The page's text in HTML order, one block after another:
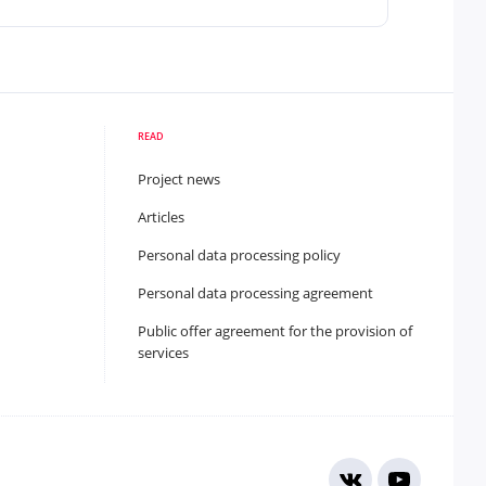
READ
Project news
Articles
Personal data processing policy
Personal data processing agreement
Public offer agreement for the provision of
services